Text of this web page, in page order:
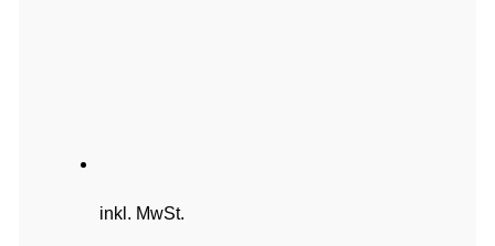
inkl. MwSt.